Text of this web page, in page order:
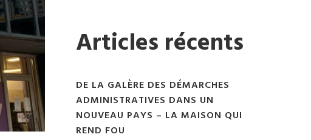
Articles récents
DE LA GALÈRE DES DÉMARCHES
ADMINISTRATIVES DANS UN
NOUVEAU PAYS – LA MAISON QUI
REND FOU